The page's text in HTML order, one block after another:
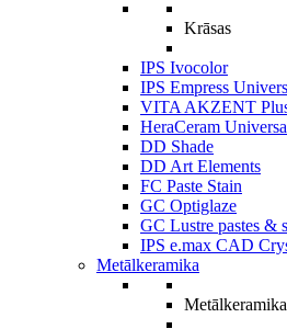
Krāsas
IPS Ivocolor
IPS Empress
VITA AKZENT
HeraCeram
DD Shade
DD Art Elements
FC Paste Stain
GC Optiglaze
GC Lustre pastes &
IPS e.max CAD
Metālkeramika
Metālkeramika